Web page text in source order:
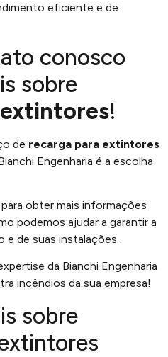
eficiente e de
conosco
sobre
!
de recarga para extintores
Engenharia é a escolha
obter mais informações
podemos ajudar a garantir a
e de suas instalações.
da Bianchi Engenharia
incêndios da sua empresa!
sobre